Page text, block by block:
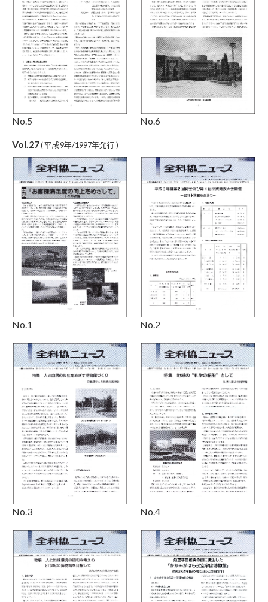
No.5 No.6
Vol.27( 平成9年/1997年発行 )
No.1 No.2
No.3 No.4